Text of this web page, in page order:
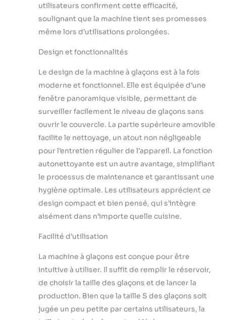
pas facilement. Ils peuvent être
ajoutés à diverses boissons ou
utilisés pour les premiers soins.
Chaque machine à glaçons est
équipée d'une pelle à glaçons, ce
qui vous permet de prendre des
glaçons facilement et de manière
hygiénique Fonctionnement
Intelligent: La conception de
l'interface d'opération est simple et
claire, la taille des glaçons peut être
ajustée et l'opération à une touche
peut automatiquement faire de la
glace. Refroidissement à haute
efficacité et faible bruit. Il y a une
couche de mousse devant le panier
de stockage de glace de la machine
à glaçons, ce qui résout le
problème de l'isolation de la glace
et peut stocker les glaçons pendant
une courte période Détection
utilise un système de capteur
glaçon à induction plein, la machine
à glaçons cessera de fonctionner
automatiquement et pourra
continuer à fonctionner lorsque le
glaçon sera retiré. En cas de pénurie
d'eau, la machine à glace s'arrête de
utilisateurs confirment cette efficacité,
soulignant que la machine tient ses promesses
même lors d’utilisations prolongées.
Design et fonctionnalités
Le design de la machine à glaçons est à la fois
moderne et fonctionnel. Elle est équipée d’une
fenêtre panoramique visible, permettant de
surveiller facilement le niveau de glaçons sans
ouvrir le couvercle. La partie supérieure amovible
facilite le nettoyage, un atout non négligeable
pour l’entretien régulier de l’appareil. La fonction
autonettoyante est un autre avantage, simplifiant
le processus de maintenance et garantissant une
hygiène optimale. Les utilisateurs apprécient ce
design compact et bien pensé, qui s’intègre
aisément dans n’importe quelle cuisine.
Facilité d’utilisation
La machine à glaçons est conçue pour être
intuitive à utiliser. Il suffit de remplir le réservoir,
de choisir la taille des glaçons et de lancer la
production. Bien que la taille S des glaçons soit
jugée un peu petite par certains utilisateurs, la